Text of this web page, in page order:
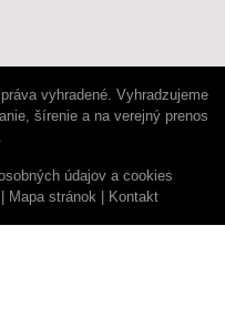
vyhradené. Vyhradzujeme
šírenie a na verejný prenos
údajov a cookies
Mapa stránok Kontakt